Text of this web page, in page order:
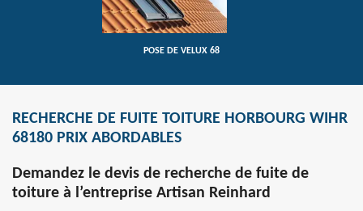
POSE DE VELUX 68
RECHERCHE DE FUITE TOITURE HORBOURG WIHR
68180 PRIX ABORDABLES
Demandez le devis de recherche de fuite de
toiture à l’entreprise Artisan Reinhard